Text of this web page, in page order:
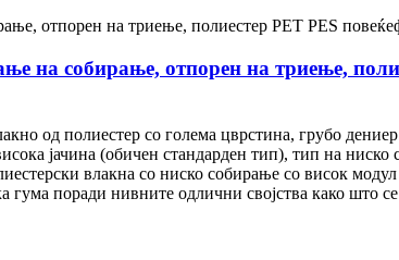
на собирање, отпорен на триење,
од полиестер со голема цврстина, грубо
јачина (обичен стандарден тип), тип на
влакна со ниско собирање со висок
поради нивните одлични својства како што